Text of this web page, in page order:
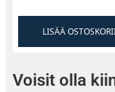
LISÄÄ
Voisit olla